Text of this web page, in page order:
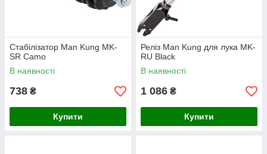
Стабілізатор Man Kung MK-
SR Camo
В наявності
738 ₴
Купити
Реліз Man Kung для лука MK-
RU Black
В наявності
1 086 ₴
Купити